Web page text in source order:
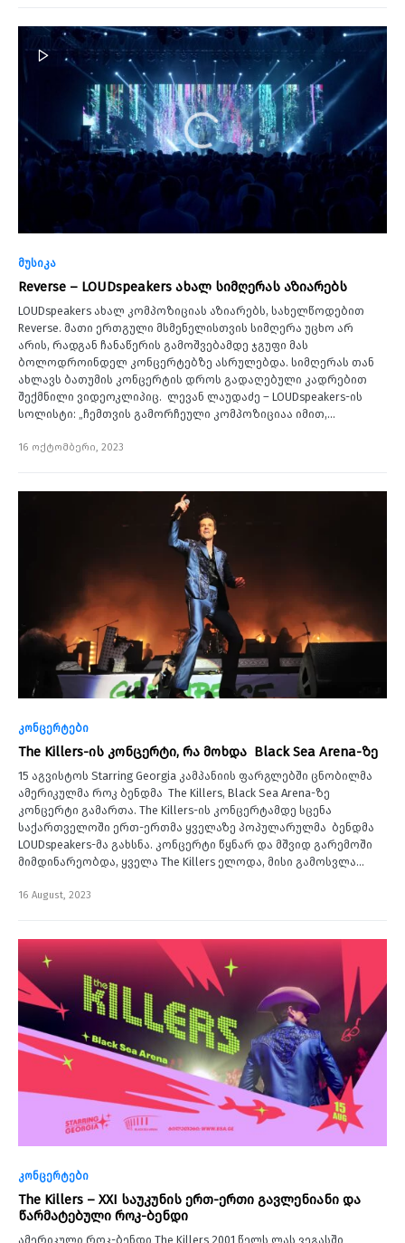
მუსიკა
Reverse – LOUDspeakers ახალ სიმღერას აზიარებს
LOUDspeakers ახალ კომპოზიციას აზიარებს, სახელწოდებით
Reverse. მათი ერთგული მსმენელისთვის სიმღერა უცხო არ
არის, რადგან ჩანაწერის გამოშვებამდე ჯგუფი მას
ბოლოდროინდელ კონცერტებზე ასრულებდა. სიმღერას თან
ახლავს ბათუმის კონცერტის დროს გადაღებული კადრებით
შექმნილი ვიდეოკლიპიც. ლევან ლაუდაძე – LOUDspeakers-ის
სოლისტი: „ჩემთვის გამორჩეული კომპოზიციაა იმით,…
16 ოქტომბერი, 2023
კონცერტები
The Killers-ის კონცერტი, რა მოხდა Black Sea Arena-ზე
15 აგვისტოს Starring Georgia კამპანიის ფარგლებში ცნობილმა
ამერიკულმა როკ ბენდმა The Killers, Black Sea Arena-ზე
კონცერტი გამართა. The Killers-ის კონცერტამდე სცენა
საქართველოში ერთ-ერთმა ყველაზე პოპულარულმა ბენდმა
LOUDspeakers-მა გახსნა. კონცერტი წყნარ და მშვიდ გარემოში
მიმდინარეობდა, ყველა The Killers ელოდა, მისი გამოსვლა…
16 August, 2023
კონცერტები
The Killers – XXI საუკუნის ერთ-ერთი გავლენიანი და
წარმატებული როკ-ბენდი
ამერიკული როკ-ბენდი The Killers 2001 წელს ლას ვეგასში